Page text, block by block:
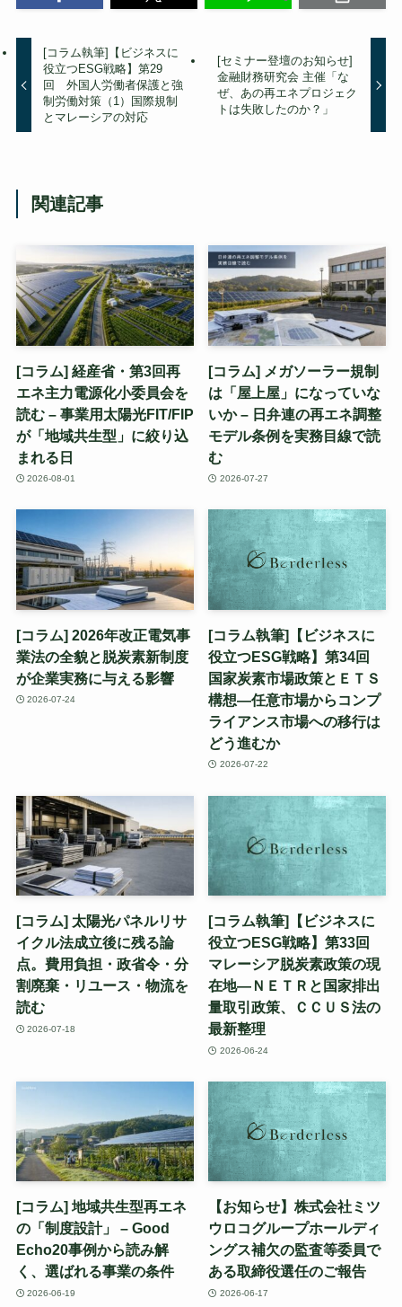
[コラム執筆]【ビジネスに
役立つESG戦略】第29
回 外国人労働者保護と強
制労働対策（1）国際規制
とマレーシアの対応
[セミナー登壇のお知らせ]
金融財務研究会 主催「な
ぜ、あの再エネプロジェク
トは失敗したのか？」
関連記事
[コラム] 経産省・第3回再
エネ主力電源化小委員会を
読む – 事業用太陽光FIT/FIP
が「地域共生型」に絞り込
まれる日
2026-08-01
[コラム] メガソーラー規制
は「屋上屋」になっていな
いか – 日弁連の再エネ調整
モデル条例を実務目線で読
む
2026-07-27
[コラム] 2026年改正電気事
業法の全貌と脱炭素新制度
が企業実務に与える影響
2026-07-24
[コラム執筆]【ビジネスに
役立つESG戦略】第34回
国家炭素市場政策とＥＴＳ
構想—任意市場からコンプ
ライアンス市場への移行は
どう進むか
2026-07-22
[コラム] 太陽光パネルリサ
イクル法成立後に残る論
点。費用負担・政省令・分
割廃棄・リユース・物流を
読む
2026-07-18
[コラム執筆]【ビジネスに
役立つESG戦略】第33回
マレーシア脱炭素政策の現
在地—ＮＥＴＲと国家排出
量取引政策、ＣＣＵＳ法の
最新整理
2026-06-24
[コラム] 地域共生型再エネ
の「制度設計」 – Good
Echo20事例から読み解
く、選ばれる事業の条件
2026-06-19
【お知らせ】株式会社ミツ
ウロコグループホールディ
ングス補欠の監査等委員で
ある取締役選任のご報告
2026-06-17